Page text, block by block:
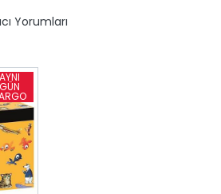
Yorumları